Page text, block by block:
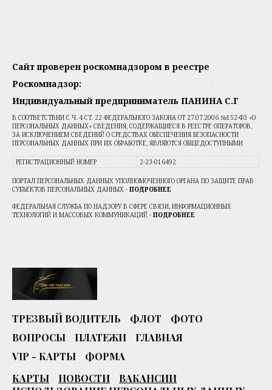
Сайт проверен роскомнадзором в реестре
Роскомнадзор:
Индивидуальный предприниматель ПАНИНА С.Г
В СООТВЕТСТВИИ С Ч. 4 СТ. 22 ФЕДЕРАЛЬНОГО ЗАКОНА ОТ 27.07.2006 №152-ФЗ «О
ПЕРСОНАЛЬНЫХ ДАННЫХ» СВЕДЕНИЯ, СОДЕРЖАЩИЕСЯ В РЕЕСТРЕ ОПЕРАТОРОВ,
ЗА ИСКЛЮЧЕНИЕМ СВЕДЕНИЙ О СРЕДСТВАХ ОБЕСПЕЧЕНИЯ БЕЗОПАСНОСТИ
ПЕРСОНАЛЬНЫХ ДАННЫХ ПРИ ИХ ОБРАБОТКЕ, ЯВЛЯЮТСЯ ОБЩЕДОСТУПНЫМИ
РЕГИСТРАЦИОННЫЙ НОМЕР 2-23-016492
ПОРТАЛ ПЕРСОНАЛЬНЫХ ДАННЫХ УПОЛНОМОЧЕННОГО ОРГАНА ПО ЗАЩИТЕ ПРАВ
СУБЪЕКТОВ ПЕРСОНАЛЬНЫХ ДАННЫХ - ПОДРОБНЕЕ
ФЕДЕРАЛЬНАЯ СЛУЖБА ПО НАДЗОРУ В СФЕРЕ СВЯЗИ, ИНФОРМАЦИОННЫХ
ТЕХНОЛОГИЙ И МАССОВЫХ КОММУНИКАЦИЙ - ПОДРОБНЕЕ
ТРЕЗВЫЙ ВОДИТЕЛЬ ФЛОТ
ФОТО
ВОПРОСЫ
ПЛАТЕЖИ
ГЛАВНАЯ
VIP - КАРТЫ
ФОРМА
КАРТЫ
НОВОСТИ
ВАКАНСИИ